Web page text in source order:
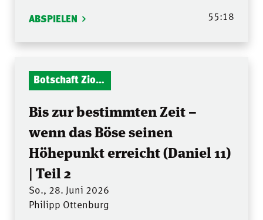
ABSPIELEN 55:18
Botschaft Zionshalle
Bis zur bestimmten Zeit –
wenn das Böse seinen
Höhepunkt erreicht (Daniel 11)
| Teil 2
So., 28. Juni 2026
Philipp Ottenburg